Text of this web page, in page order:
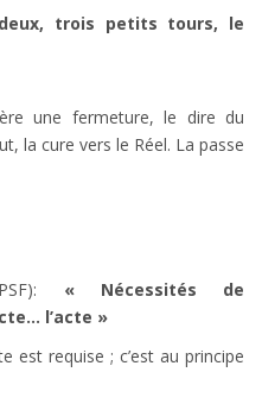
trois petits tours, le
une fermeture, le dire du
la cure vers le Réel. La passe
«
Nécessités de
l’acte »
est requise ; c’est au principe